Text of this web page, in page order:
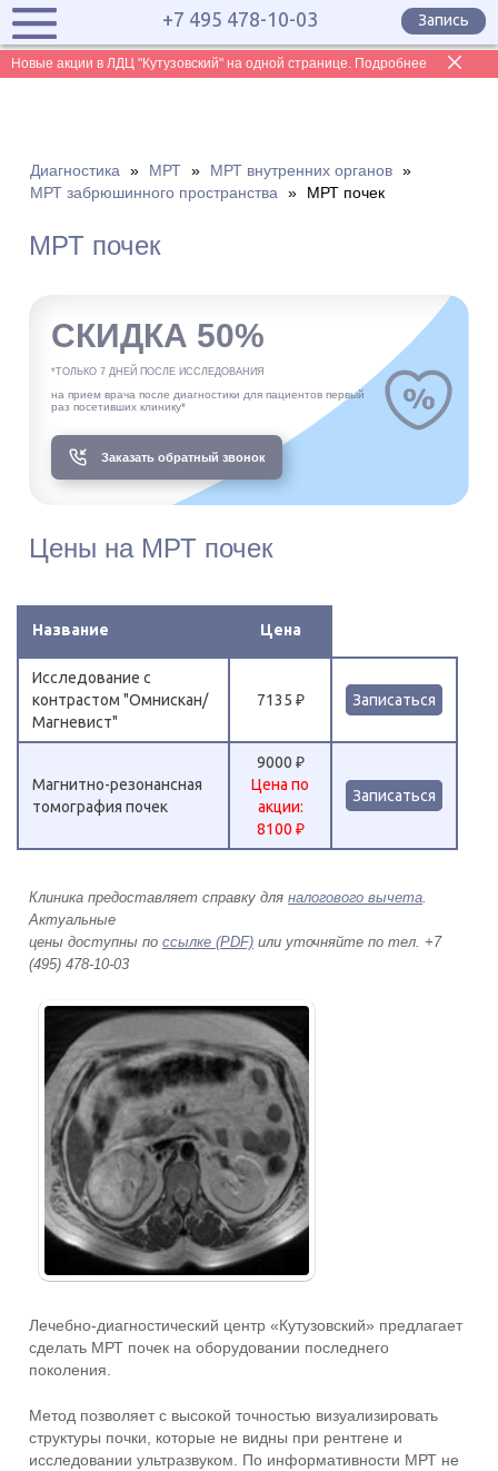
Новые акции в ЛДЦ "Кутузовский" на одной странице. Подробнее
+7 495 478-10-03 Запись
Диагностика » МРТ » МРТ внутренних органов »
МРТ забрюшинного пространства
» МРТ почек
МРТ почек
СКИДКА 50%
*ТОЛЬКО 7 ДНЕЙ ПОСЛЕ ИССЛЕДОВАНИЯ
на прием врача после диагностики для пациентов первый
раз посетивших клинику*
Заказать обратный звонок
Цены на МРТ почек
Название Цена
Исследование с
контрастом "Омнискан/
Магневист"
7135 ₽ Записаться
Магнитно-резонансная
томография почек
9000 ₽
Цена по
акции:
8100 ₽
Записаться
Клиника предоставляет справку дляналогового вычета.
Актуальные
цены доступны поссылке (PDF) или уточняйте по тел. +7
(495) 478-10-03
Лечебно-диагностический центр «Кутузовский» предлагает
сделать МРТ почек на оборудовании последнего
поколения.
Метод позволяет с высокой точностью визуализировать
структуры почки, которые не видны при рентгене и
исследовании ультразвуком. По информативности МРТ не